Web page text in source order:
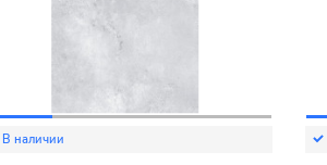
В наличии